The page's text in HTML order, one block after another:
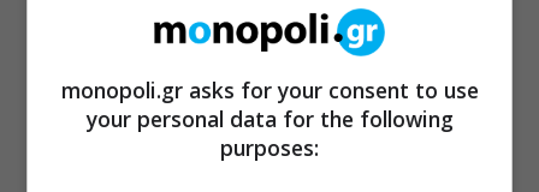
monopoli.gr asks for your consent to use
your personal data for the following
purposes: